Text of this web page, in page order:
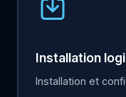
Installation
Installation et